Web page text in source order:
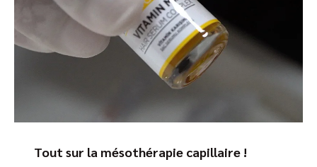
Tout sur la mésothérapie capillaire !